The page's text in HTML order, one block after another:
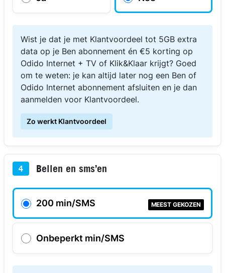
Wist je dat je met Klantvoordeel tot 5GB extra
data op je Ben abonnement én €5 korting op
Odido Internet + TV of Klik&Klaar krijgt? Goed
om te weten: je kan altijd later nog een Ben of
Odido Internet abonnement afsluiten en je dan
aanmelden voor Klantvoordeel.
Zo werkt Klantvoordeel
4 Bellen en sms’en
200 min/SMS MEEST GEKOZEN
Onbeperkt min/SMS